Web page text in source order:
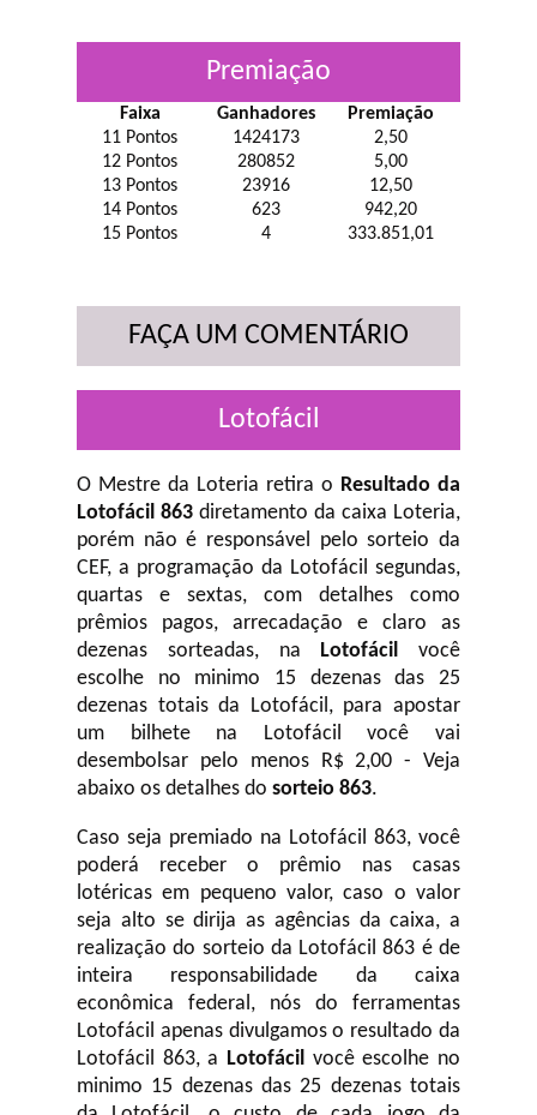
Premiação
Faixa Ganhadores
Premiação
11 Pontos
1424173
2,50
12 Pontos
280852
5,00
13 Pontos
23916
12,50
14 Pontos
623
942,20
15 Pontos
4 333.851,01
FAÇA UM COMENTÁRIO
Lotofácil
O Mestre da Loteria retira o Resultado da
Lotofácil 863 diretamento da caixa Loteria,
porém não é responsável pelo sorteio da
CEF, a programação da Lotofácil segundas,
quartas e sextas, com detalhes como
prêmios pagos, arrecadação e claro as
dezenas sorteadas, na Lotofácil você
escolhe no minimo 15 dezenas das 25
dezenas totais da Lotofácil, para apostar
um bilhete na Lotofácil você vai
desembolsar pelo menos R$ 2,00 - Veja
abaixo os detalhes do sorteio 863.
Caso seja premiado na Lotofácil 863, você
poderá receber o prêmio nas casas
lotéricas em pequeno valor, caso o valor
seja alto se dirija as agências da caixa, a
realização do sorteio da Lotofácil 863 é de
inteira responsabilidade da caixa
econômica federal, nós do ferramentas
Lotofácil apenas divulgamos o resultado da
Lotofácil 863, a Lotofácil você escolhe no
minimo 15 dezenas das 25 dezenas totais